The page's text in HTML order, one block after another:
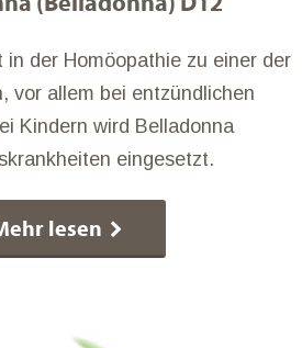
in der Homöopathie zu einer der
vor allem bei entzündlichen
Kindern wird Belladonna
eingesetzt.
lesen